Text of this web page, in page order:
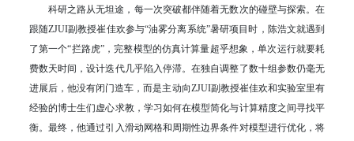
科研之路从无坦途，每一次突破都伴随着无数次的碰壁与探索。在
跟随ZJUI副教授崔佳欢参与“油雾分离系统”暑研项目时，陈浩文就遇到
了第一个“拦路虎”，完整模型的仿真计算量超乎想象，单次运行就要耗
费数天时间，设计迭代几乎陷入停滞。在独自调整了数十组参数仍毫无
进展后，他没有闭门造车，而是主动向ZJUI副教授崔佳欢和实验室里有
经验的博士生们虚心求教，学习如何在模型简化与计算精度之间寻找平
衡。最终，他通过引入滑动网格和周期性边界条件对模型进行优化，将